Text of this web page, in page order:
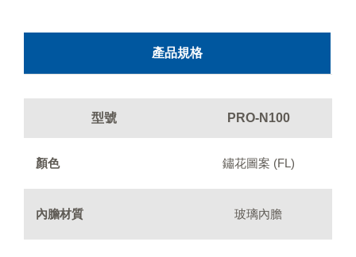
產品規格
型號 PRO-N100
顏色 鏽花圖案 (FL)
內膽材質 玻璃內膽